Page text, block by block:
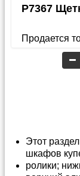
P7367
Продается
Этот
шкафов
ролики;